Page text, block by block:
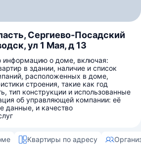
Сергиево-Посадский
ул 1 Мая, д 13
информацию о доме, включая:
в здании, наличие и список
расположенных в доме,
строения, такие как год
тип конструкции и использованные
об управляющей компании: её
данные, и качество
Квартиры по адресу